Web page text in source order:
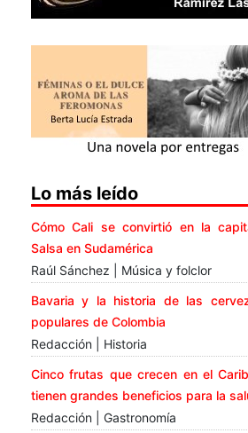
Lo más leído
Cómo Cali se convirtió en la
Salsa en Sudamérica
Raúl Sánchez | Música y folclor
Bavaria y la historia de las
populares de Colombia
Redacción | Historia
Cinco frutas que crecen en el
tienen grandes beneficios para la
Redacción | Gastronomía